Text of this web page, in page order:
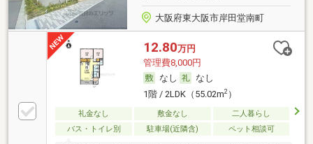
大阪府東大阪市岸田堂南町
12.80万円
管理費8,000円
なし
なし
1階 / 2LDK（55.02m2）
礼金なし 敷金なし
二人暮らし
バス・トイレ別
駐車場(近隣含) ペット相談可